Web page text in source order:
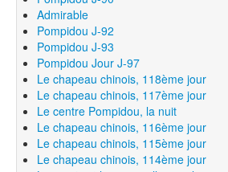
Admirable
Pompidou J-92
Pompidou J-93
Pompidou Jour J-97
Le chapeau chinois, 118ème jour
Le chapeau chinois, 117ème jour
Le centre Pompidou, la nuit
Le chapeau chinois, 116ème jour
Le chapeau chinois, 115ème jour
Le chapeau chinois, 114ème jour